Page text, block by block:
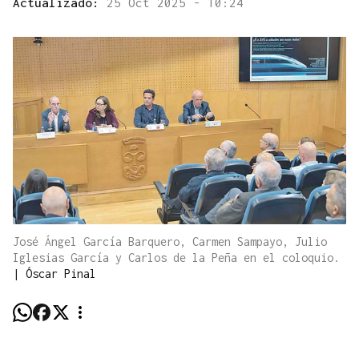
José Ángel García Barquero, Carmen Sampayo, Julio
Iglesias García y Carlos de la Peña en el coloquio.
| Óscar Pinal